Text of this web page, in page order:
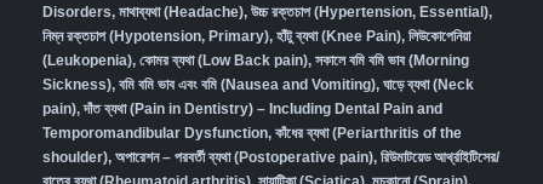
Disorders, মাথাব্যথা (Headache), উচ্চ রক্তচাপ (Hypertension, Essential),
নিম্ন রক্তচাপ (Hypotension, Primary), হাঁটু ব্যথা (Knee Pain), লিউকোপেনিয়া
(Leukopenia), কোমর ব্যথা (Low Back pain), সকালে বমি বমি ভাব (Morning
Sickness), বমি বমি ভাব এবং বমি (Nausea and Vomiting), ঘাড়ে ব্যথা (Neck
pain),দাঁত ব্যথা (Pain in Dentistry) – Including Dental Pain and
Temporomandibular Dysfunction, কাঁধের ব্যথা (Periarthritis of the
shoulder), অপারেশন – পরবর্তী ব্যথা (Postoperative pain), রিউমাটয়েড আর্থ্রাইটিসের/